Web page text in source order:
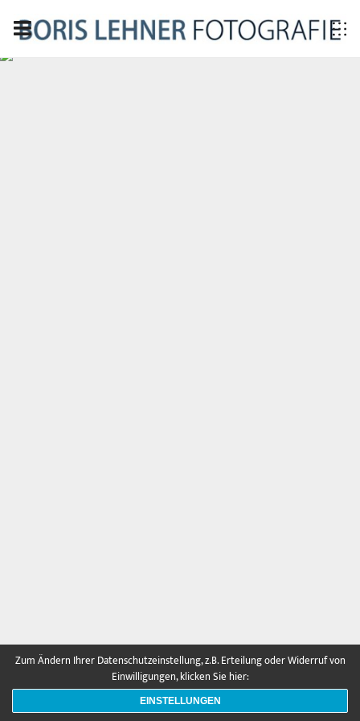
details
Zum Ändern Ihrer Datenschutzeinstellung, z.B. Erteilung oder Widerruf von
Einwilligungen, klicken Sie hier:
EINSTELLUNGEN